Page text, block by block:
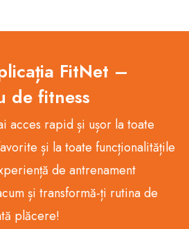
FitNet –
de fitness
acces rapid și ușor la toate
și la toate funcționalitățile
de antrenament
și transformă-ți rutina de
plăcere!